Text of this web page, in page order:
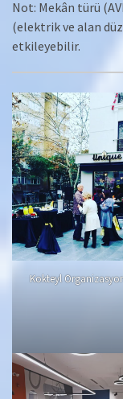
Not: Mekân türü
(elektrik ve alan
etkileyebilir.
Kokteyl